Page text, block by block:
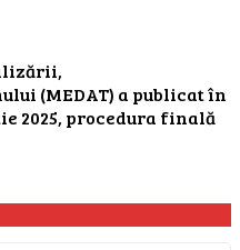
(MEDAT) a publicat în
2025, procedura finală